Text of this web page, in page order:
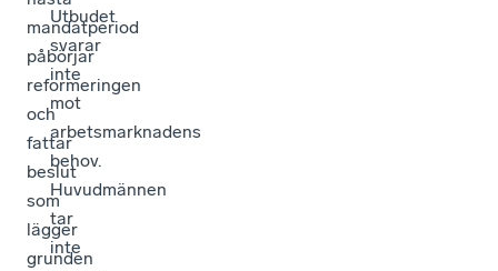
mandatperiod
påbörjar
reformeringen
och
fattar
beslut
som
lägger
grunden
Utbudet
svarar
inte
mot
arbetsmarknadens
behov.
Huvudmännen
tar
inte